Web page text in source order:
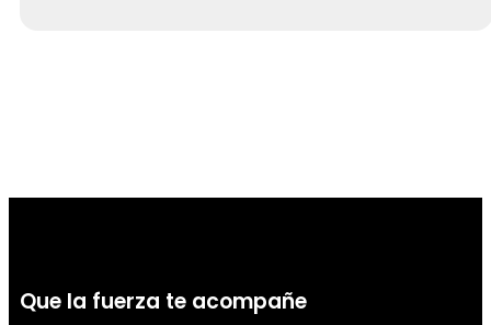
Que la fuerza te acompañe